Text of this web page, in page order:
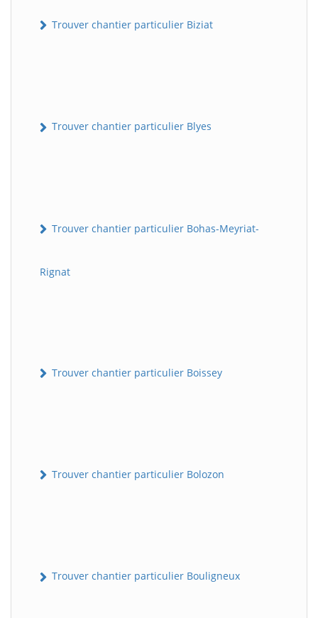
Trouver chantier particulier Biziat
Trouver chantier particulier Blyes
Trouver chantier particulier Bohas-Meyriat-
Rignat
Trouver chantier particulier Boissey
Trouver chantier particulier Bolozon
Trouver chantier particulier Bouligneux